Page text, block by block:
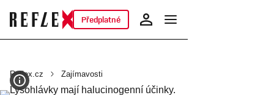
Předplatné
Reflex.cz Zajímavosti